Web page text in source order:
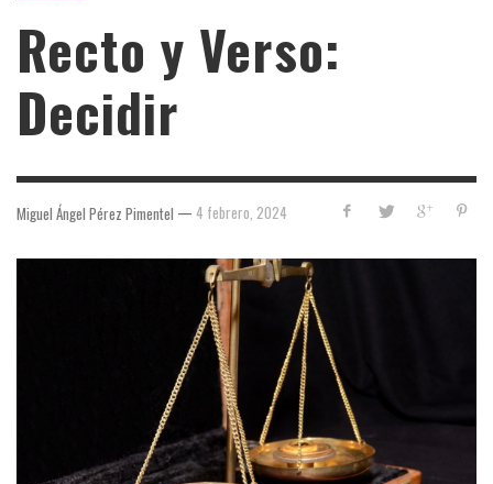
Recto y Verso:
Decidir
Miguel Ángel Pérez Pimentel — 4 febrero, 2024